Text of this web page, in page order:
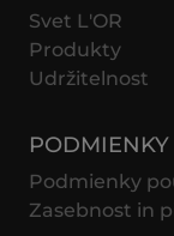
Svet L'OR
Produkty
Udržitelnost
PODMIENKY
Podmienky
Zasebnost in